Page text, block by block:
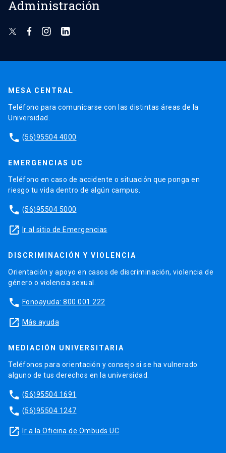
Administración
MESA CENTRAL
Teléfono para comunicarse con las distintas áreas de la
Universidad.
phone (56)95504 4000
EMERGENCIAS UC
Teléfono en caso de accidente o situación que ponga en
riesgo tu vida dentro de algún campus.
phone (56)95504 5000
launch Ir al sitio de Emergencias
DISCRIMINACIÓN Y VIOLENCIA
Orientación y apoyo en casos de discriminación, violencia de
género o violencia sexual.
phone Fonoayuda: 800 001 222
launch Más ayuda
MEDIACIÓN UNIVERSITARIA
Teléfonos para orientación y consejo si se ha vulnerado
alguno de tus derechos en la universidad.
phone (56)95504 1691
phone (56)95504 1247
launch Ir a la Oficina de Ombuds UC